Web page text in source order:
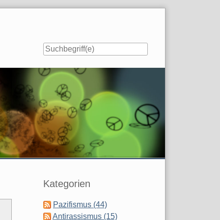
Seitenleiste
Kategorien
Pazifismus (44)
Antirassismus (15)